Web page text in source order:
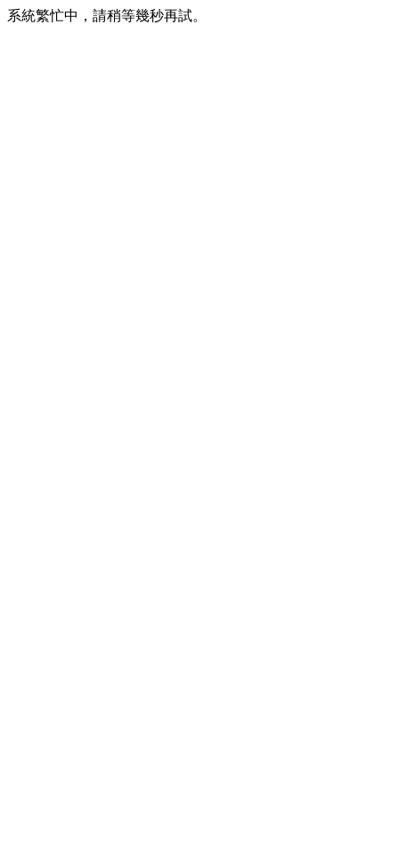
系統繁忙中，請稍等幾秒再試。